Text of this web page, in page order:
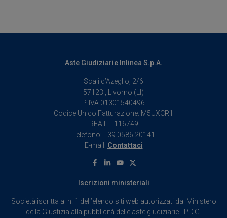
Aste Giudiziarie Inlinea S.p.A.
Scali d’Azeglio, 2/6
57123 , Livorno (LI)
P. IVA 01301540496
Codice Unico Fatturazione: M5UXCR1
REA LI - 116749
Telefono: +39 0586 20141
E-mail: Contattaci
Facebook
LinkedinYoutube
X
Iscrizioni ministeriali
Società iscritta al n. 1 dell’elenco siti web autorizzati dal Ministero
della Giustizia alla pubblicità delle aste giudiziarie - P.D.G.